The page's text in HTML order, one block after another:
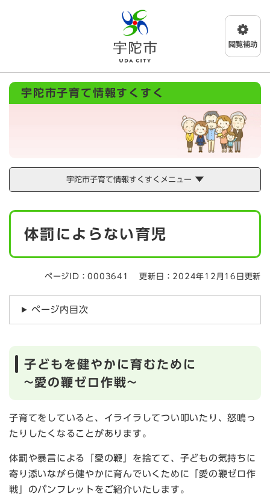
メニューを飛ばして本文へ
宇陀市子育て情報すくすく
宇陀市子育て情報すくすくメニュー
本
体罰によらない育児
ページID：0003641 更新日：2024年12月16日更新
ページ内目次
子どもを健やかに育むために
~愛の鞭ゼロ作戦~
子育てをしていると、イライラしてつい叩いたり、怒鳴っ
たりしたくなることがあります。
体罰や暴言による「愛の鞭」を捨てて、子どもの気持ちに
寄り添いながら健やかに育んでいくために「愛の鞭ゼロ作
戦」のパンフレットをご紹介いたします。